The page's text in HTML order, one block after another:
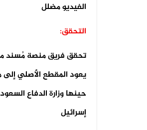
الفيديو مضلل
التحقق:
تحقق فريق منصة مُسند من
حينها وزارة الدفاع
إسرائيل